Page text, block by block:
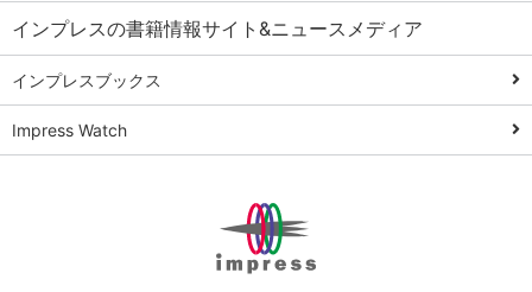
Q&A
Teams踏み込み
活用術
Excel講師の仕事
術
インプレスの書籍情報サイト&ニュースメディア
インプレスブックス
Impress Watch